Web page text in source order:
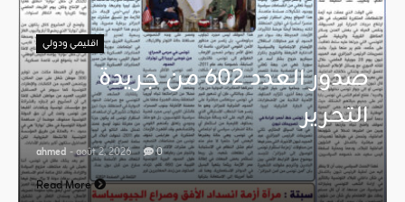
اقليمي ودولي
صدور العدد 602 من جريدة
التحرير
ahmed - août 2, 2026 0
Read More